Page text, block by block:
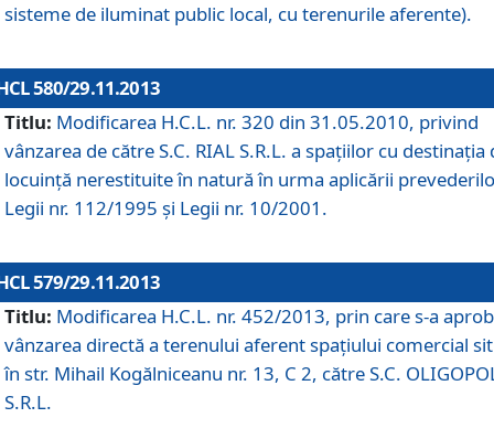
sisteme de iluminat public local, cu terenurile aferente).
580/29.11.2013
Titlu: Modificarea H.C.L. nr. 320 din 31.05.2010, privind
vânzarea de către S.C. RIAL S.R.L. a spaţiilor cu destinaţia
locuinţă nerestituite în natură în urma aplicării
Legii nr. 112/1995 şi Legii nr. 10/2001.
579/29.11.2013
Titlu: Modificarea H.C.L. nr. 452/2013, prin care s-a
vânzarea directă a terenului aferent spaţiului comercial
în str. Mihail Kogălniceanu nr. 13, C 2, către S.C.
S.R.L.